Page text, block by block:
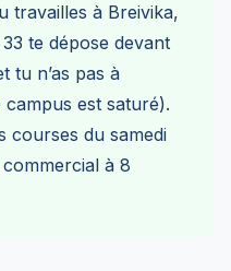
travailles à Breivika,
te dépose devant
tu n’as pas à
est saturé).
courses du samedi
à 8